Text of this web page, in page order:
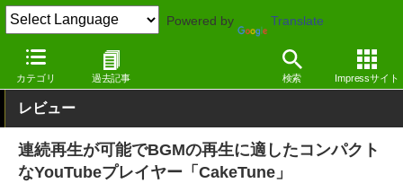
Powered by Translate
カテゴリ 過去記事 検索 Impressサイト
窓の杜 インターネット Windows
レビュー
連続再生が可能でBGMの再生に適したコンパクト
なYouTubeプレイヤー「CakeTune」